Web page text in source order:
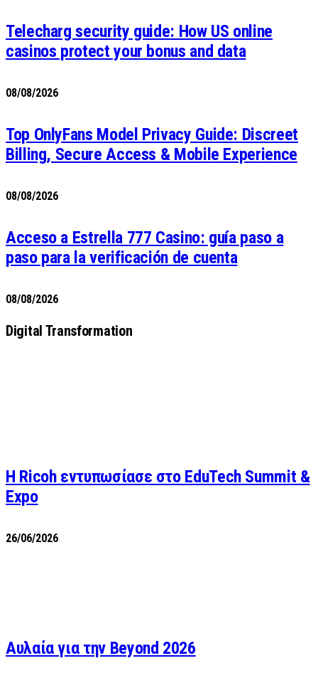
Telecharg security guide: How US online
casinos protect your bonus and data
08/08/2026
Top OnlyFans Model Privacy Guide: Discreet
Billing, Secure Access & Mobile Experience
08/08/2026
Acceso a Estrella 777 Casino: guía paso a
paso para la verificación de cuenta
08/08/2026
Digital Transformation
Η Ricoh εντυπωσίασε στο EduTech Summit &
Expo
26/06/2026
Αυλαία για την Beyond 2026